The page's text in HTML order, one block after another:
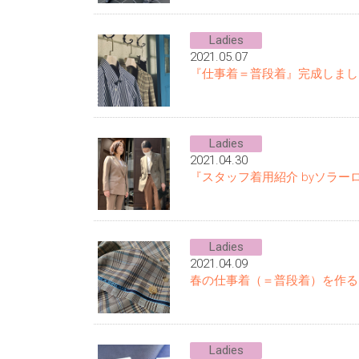
Ladies
2021.05.07
『仕事着＝普段着』完成しま
Ladies
2021.04.30
『スタッフ着用紹介 byソラー
Ladies
2021.04.09
春の仕事着（＝普段着）を作る
Ladies